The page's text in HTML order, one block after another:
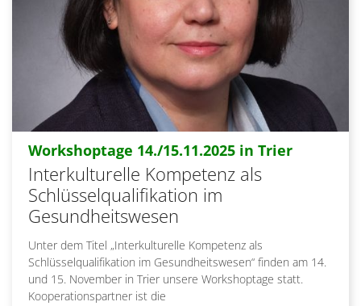
Workshoptage 14./15.11.2025 in Trier:
Interkulturelle Kompetenz als
Schlüsselqualifikation im
Gesundheitswesen
Unter dem Titel „Interkulturelle Kompetenz als
Schlüsselqualifikation im Gesundheitswesen“ finden am 14.
und 15. November in Trier unsere Workshoptage statt.
Kooperationspartner ist die